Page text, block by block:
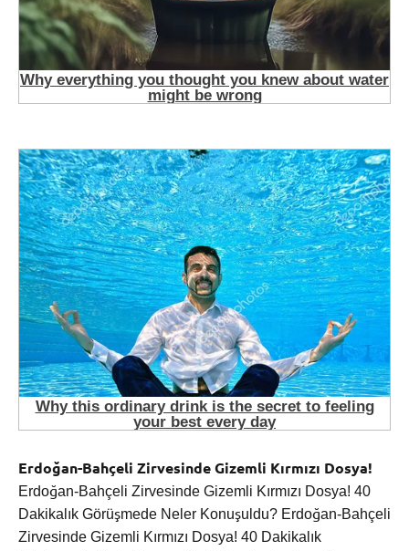
Erdoğan-Bahçeli Zirvesinde Gizemli Kırmızı Dosya!
Erdoğan-Bahçeli Zirvesinde Gizemli Kırmızı Dosya! 40
Dakikalık Görüşmede Neler Konuşuldu? Erdoğan-Bahçeli
Zirvesinde Gizemli Kırmızı Dosya! 40 Dakikalık